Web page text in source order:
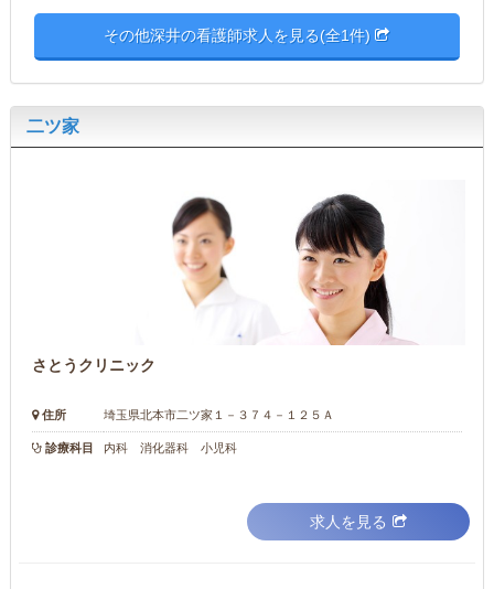
その他深井の看護師求人を見る(全1件)
二ツ家
さとうクリニック
住所 埼玉県北本市二ツ家１－３７４－１２５Ａ
診療科目 内科 消化器科 小児科
求人を見る